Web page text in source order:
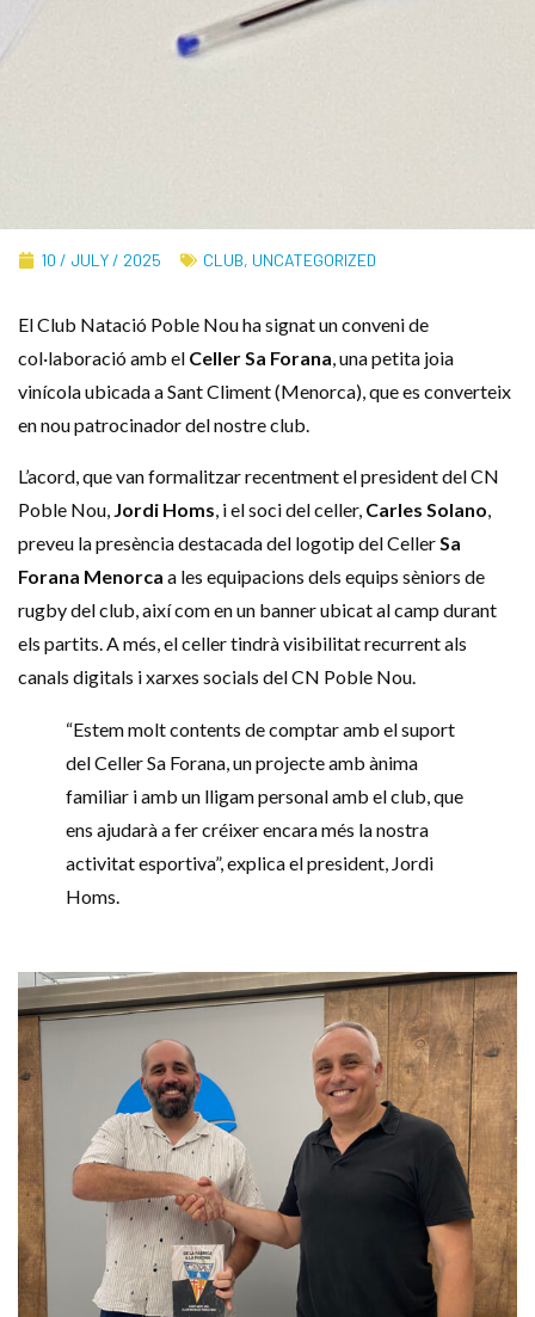
10 / JULY / 2025 CLUB, UNCATEGORIZED
El Club Natació Poble Nou ha signat un conveni de
col·laboració amb el Celler Sa Forana, una petita joia
vinícola ubicada a Sant Climent (Menorca), que es converteix
en nou patrocinador del nostre club.
L’acord, que van formalitzar recentment el president del CN
Poble Nou, Jordi Homs , i el soci del celler, Carles Solano
preveu la presència destacada del logotip del Celler Sa
Forana Menorca a les equipacions dels equips sèniors de
rugby del club, així com en un banner ubicat al camp durant
els partits. A més, el celler tindrà visibilitat recurrent als
canals digitals i xarxes socials del CN Poble Nou.
“Estem molt contents de comptar amb el suport
del Celler Sa Forana, un projecte amb ànima
familiar i amb un lligam personal amb el club, que
ens ajudarà a fer créixer encara més la nostra
activitat esportiva”, explica el president, Jordi
Homs.